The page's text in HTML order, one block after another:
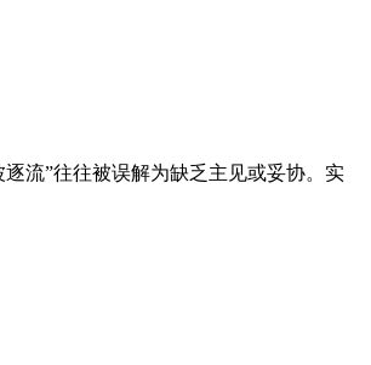
流”往往被误解为缺乏主见或妥协。实